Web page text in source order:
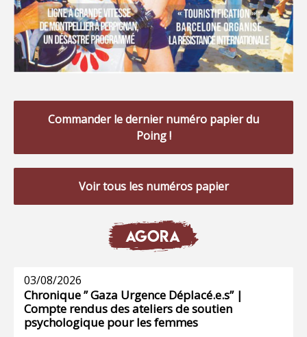
Commander le dernier numéro papier du
Poing !
Voir tous les numéros papier
AGORA
03/08/2026
Chronique ” Gaza Urgence Déplacé.e.s” |
Compte rendus des ateliers de soutien
psychologique pour les femmes